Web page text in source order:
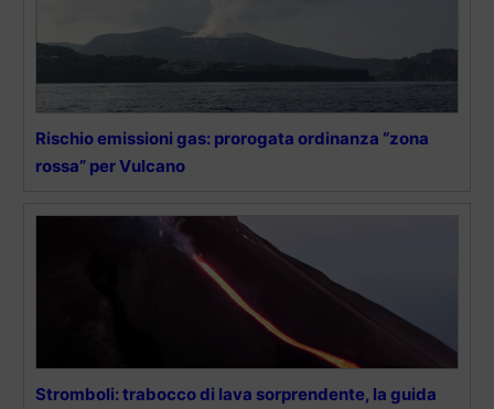
Rischio emissioni gas: prorogata ordinanza “zona
rossa” per Vulcano
Stromboli: trabocco di lava sorprendente, la guida